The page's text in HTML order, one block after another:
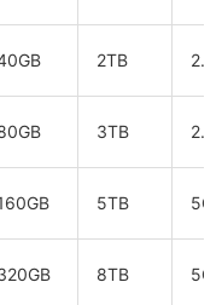
2TB
3TB
5TB
8TB